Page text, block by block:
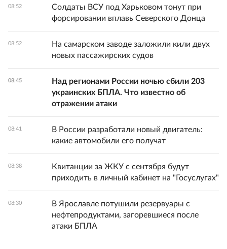
08:52
Солдаты ВСУ под Харьковом тонут при
форсировании вплавь Северского Донца
08:52
На самарском заводе заложили кили двух
новых пассажирских судов
08:45
Над регионами России ночью сбили 203
украинских БПЛА. Что известно об
отражении атаки
08:41
В России разработали новый двигатель:
какие автомобили его получат
08:38
Квитанции за ЖКУ с сентября будут
приходить в личный кабинет на "Госуслугах"
08:30
В Ярославле потушили резервуары с
нефтепродуктами, загоревшиеся после
атаки БПЛА